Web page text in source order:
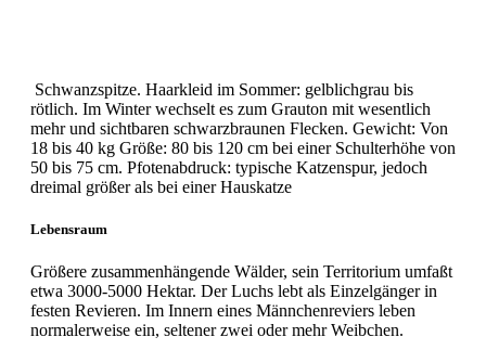
Schwanzspitze. Haarkleid im Sommer: gelblichgrau bis
rötlich. Im Winter wechselt es zum Grauton mit wesentlich
mehr und sichtbaren schwarzbraunen Flecken. Gewicht: Von
18 bis 40 kg Größe: 80 bis 120 cm bei einer Schulterhöhe von
50 bis 75 cm. Pfotenabdruck: typische Katzenspur, jedoch
dreimal größer als bei einer Hauskatze
Lebensraum
Größere zusammenhängende Wälder, sein Territorium umfaßt
etwa 3000-5000 Hektar. Der Luchs lebt als Einzelgänger in
festen Revieren. Im Innern eines Männchenreviers leben
normalerweise ein, seltener zwei oder mehr Weibchen.